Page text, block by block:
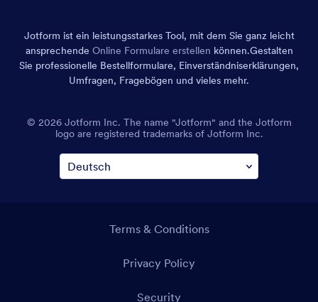
Jotform ist ein leistungsstarkes Tool, mit dem Sie ganz leicht
ansprechende Online Formulare erstellen können.Gestalten
Sie professionelle Bestellformulare, Einverständniserklärungen,
Umfragen, Fragebögen und vieles mehr.
© 2026 Jotform Inc. The name "Jotform" and the Jotform
logo are registered trademarks of Jotform Inc.
Terms & Conditions
Privacy Policy
Security